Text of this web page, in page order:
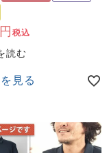
- New Arrival -
前開
ボーイズかぶ
税込
見る